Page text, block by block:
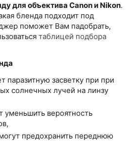
для объектива Canon и Nikon.
бленда подходит под
поможет Вам падобрать,
таблицей подбора
паразитную засветку при при
солнечных лучей на линзу
уменьшить вероятность
предохранить переднюю